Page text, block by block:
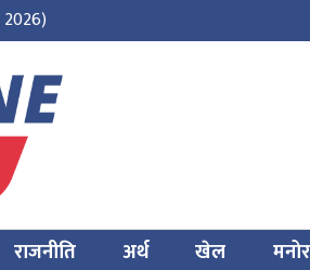
राजनीति अर्थ खेल